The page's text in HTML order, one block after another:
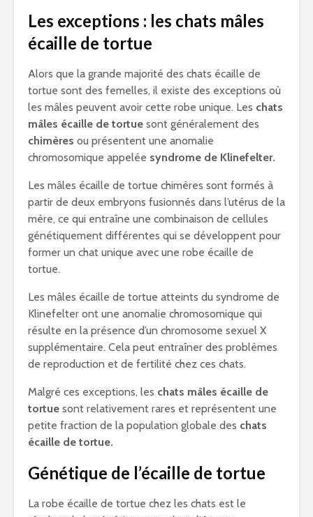
Les exceptions : les chats mâles
écaille de tortue
Alors que la grande majorité des chats écaille de
tortue sont des femelles, il existe des exceptions où
les mâles peuvent avoir cette robe unique. Les chats
mâles écaille de tortue sont généralement des
chimères ou présentent une anomalie
chromosomique appelée syndrome de Klinefelter.
Les mâles écaille de tortue chimères sont formés à
partir de deux embryons fusionnés dans l’utérus de la
mère, ce qui entraîne une combinaison de cellules
génétiquement différentes qui se développent pour
former un chat unique avec une robe écaille de
tortue.
Les mâles écaille de tortue atteints du syndrome de
Klinefelter ont une anomalie chromosomique qui
résulte en la présence d’un chromosome sexuel X
supplémentaire. Cela peut entraîner des problèmes
de reproduction et de fertilité chez ces chats.
Malgré ces exceptions, les chats mâles écaille de
tortue sont relativement rares et représentent une
petite fraction de la population globale des chats
écaille de tortue.
Génétique de l’écaille de tortue
La robe écaille de tortue chez les chats est le